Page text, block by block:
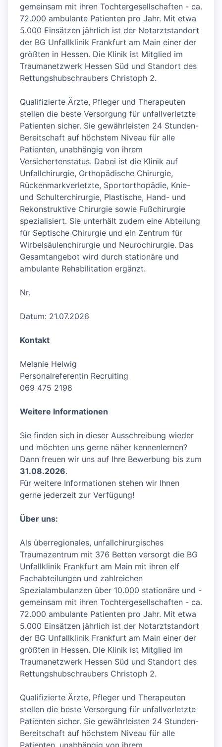
gemeinsam mit ihren Tochtergesellschaften - ca.
72.000 ambulante Patienten pro Jahr. Mit etwa
5.000 Einsätzen jährlich ist der Notarztstandort
der BG Unfallklinik Frankfurt am Main einer der
größten in Hessen. Die Klinik ist Mitglied im
Traumanetzwerk Hessen Süd und Standort des
Rettungshubschraubers Christoph 2.
Qualifizierte Ärzte, Pfleger und Therapeuten
stellen die beste Versorgung für unfallverletzte
Patienten sicher. Sie gewährleisten 24 Stunden-
Bereitschaft auf höchstem Niveau für alle
Patienten, unabhängig von ihrem
Versichertenstatus. Dabei ist die Klinik auf
Unfallchirurgie, Orthopädische Chirurgie,
Rückenmarkverletzte, Sportorthopädie, Knie-
und Schulterchirurgie, Plastische, Hand- und
Rekonstruktive Chirurgie sowie Fußchirurgie
spezialisiert. Sie unterhält zudem eine Abteilung
für Septische Chirurgie und ein Zentrum für
Wirbelsäulenchirurgie und Neurochirurgie. Das
Gesamtangebot wird durch stationäre und
ambulante Rehabilitation ergänzt.
Nr.
Datum: 21.07.2026
Kontakt
Melanie Helwig
Personalreferentin Recruiting
069 475 2198
Weitere Informationen
Sie finden sich in dieser Ausschreibung wieder
und möchten uns gerne näher kennenlernen?
Dann freuen wir uns auf Ihre Bewerbung bis zum
31.08.2026.
Für weitere Informationen stehen wir Ihnen
gerne jederzeit zur Verfügung!
Über uns:
Als überregionales, unfallchirurgisches
Traumazentrum mit 376 Betten versorgt die BG
Unfallklinik Frankfurt am Main mit ihren elf
Fachabteilungen und zahlreichen
Spezialambulanzen über 10.000 stationäre und -
gemeinsam mit ihren Tochtergesellschaften - ca.
72.000 ambulante Patienten pro Jahr. Mit etwa
5.000 Einsätzen jährlich ist der Notarztstandort
der BG Unfallklinik Frankfurt am Main einer der
größten in Hessen. Die Klinik ist Mitglied im
Traumanetzwerk Hessen Süd und Standort des
Rettungshubschraubers Christoph 2.
Qualifizierte Ärzte, Pfleger und Therapeuten
stellen die beste Versorgung für unfallverletzte
Patienten sicher. Sie gewährleisten 24 Stunden-
Bereitschaft auf höchstem Niveau für alle
Patienten, unabhängig von ihrem